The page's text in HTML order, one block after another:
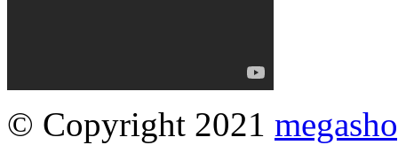
© Copyright 2021